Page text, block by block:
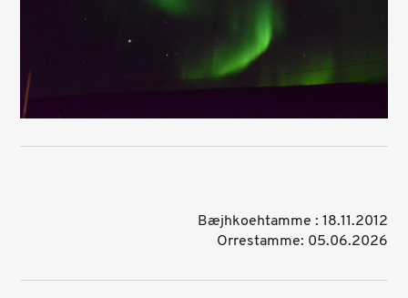
Bæjhkoehtamme : 18.11.2012
Orrestamme: 05.06.2026